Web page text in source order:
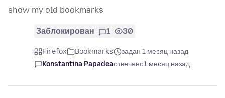
show my old bookmarks
Заблокирован 1 30
Firefox Bookmarks
задан 1 месяц назад
Konstantina Papadeaотвечено1 месяц назад